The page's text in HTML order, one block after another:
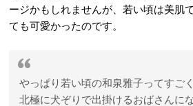
ージかもしれませんが、若い頃は美肌
ても可愛かったのです。
やっぱり若い頃の和泉雅子ってすご
北極に犬ぞりで出掛けるおばさんに